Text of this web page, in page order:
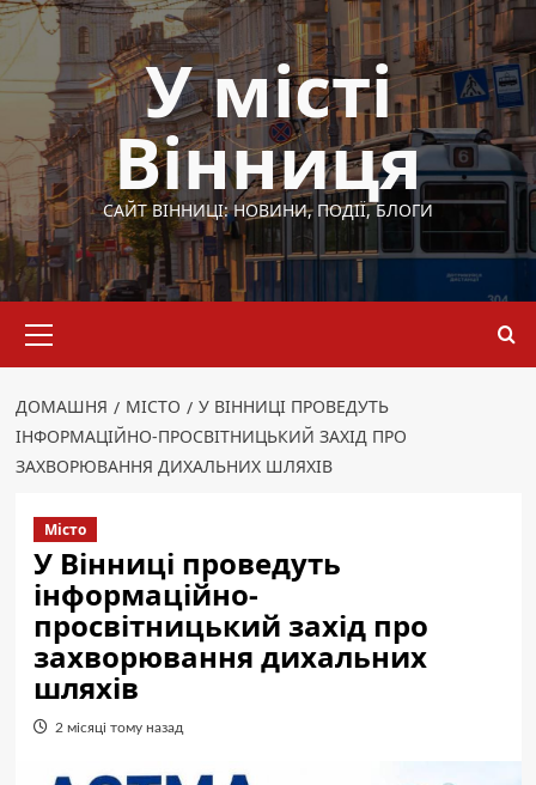
Перейти
до
вмісту
У місті
Вінниця
САЙТ ВІННИЦІ: НОВИНИ, ПОДІЇ, БЛОГИ
меню
ДОМАШНЯ МІСТО
У ВІННИЦІ ПРОВЕДУТЬ
ІНФОРМАЦІЙНО-ПРОСВІТНИЦЬКИЙ ЗАХІД ПРО
ЗАХВОРЮВАННЯ ДИХАЛЬНИХ ШЛЯХІВ
Місто
У Вінниці проведуть
інформаційно-
просвітницький захід про
захворювання дихальних
шляхів
2 місяці тому назад